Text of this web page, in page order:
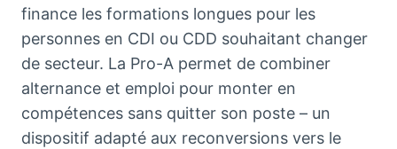
finance les formations longues pour les
personnes en CDI ou CDD souhaitant changer
de secteur. La Pro-A permet de combiner
alternance et emploi pour monter en
compétences sans quitter son poste – un
dispositif adapté aux reconversions vers le